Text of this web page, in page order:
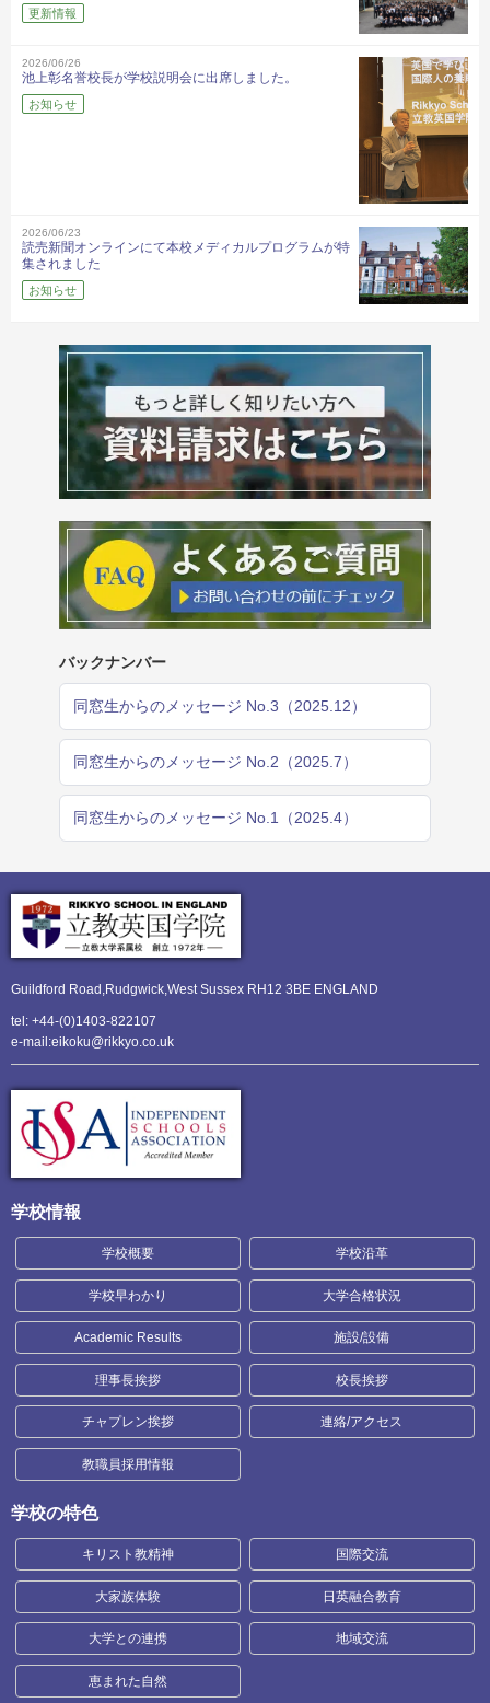
更新情報
2026/06/26
池上彰名誉校長が学校説明会に出席しました。
お知らせ
2026/06/23
読売新聞オンラインにて本校メディカルプログラムが特
集されました
お知らせ
バックナンバー
同窓生からのメッセージ No.3（2025.12）
同窓生からのメッセージ No.2（2025.7）
同窓生からのメッセージ No.1（2025.4）
Guildford Road,Rudgwick,West Sussex RH12 3BE ENGLAND
tel: +44-(0)1403-822107
e-mail:eikoku@rikkyo.co.uk
学校情報
学校概要 学校沿革
学校早わかり 大学合格状況
Academic Results 施設/設備
理事長挨拶 校長挨拶
チャプレン挨拶 連絡/アクセス
教職員採用情報
学校の特色
キリスト教精神 国際交流
大家族体験 日英融合教育
大学との連携 地域交流
恵まれた自然